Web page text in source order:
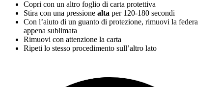
Copri con un altro foglio di carta protettiva
Stira con una pressione alta per 120-180 secondi
Con l’aiuto di un guanto di protezione, rimuovi la federa
appena sublimata
Rimuovi con attenzione la carta
Ripeti lo stesso procedimento sull’altro lato